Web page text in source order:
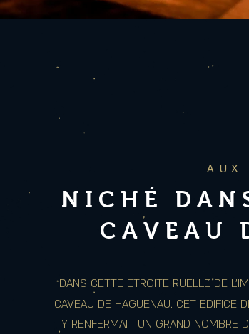
AUX
NICHÉ
CAVEAU
DANS CETTE ETROITE RUELLE DE
CAVEAU DE HAGUENAU. CET EDIFICE
Y RENFERMAIT UN GRAND NOMBRE